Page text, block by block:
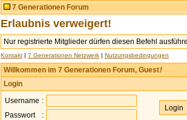
7 Generationen Forum
Erlaubnis verweigert!
Nur registrierte Mitglieder dürfen diesen Befehl
Kontakt | 7 Generationen Netzwerk | Nutzungsbedingungen
Willkommen im 7 Generationen Forum, Guest!
Login
Username :
Passwort
: